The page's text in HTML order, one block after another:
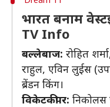
भारत बनाम
TV Info
बल्लेबाज: रोहित
राहुल, एविन लुईस
ब्रेंडन किंग।
विकेटकीपर: निकोलस